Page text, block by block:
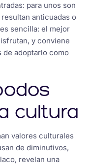
para unos son
anticuadas o
sencilla: el mejor
y conviene
de adoptarlo como
cultura
valores culturales
de diminutivos,
revelan una